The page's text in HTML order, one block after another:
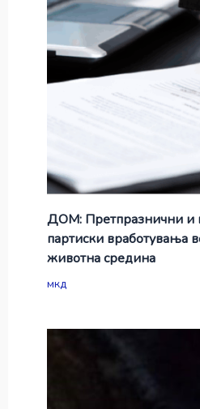
ДОМ: Претпразнични и
партиски вработувања
животна средина
мкд